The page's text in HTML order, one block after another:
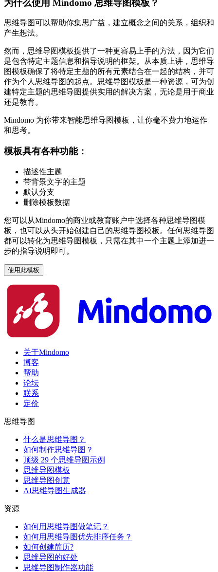
为什么使用 Mindomo 思维导图模板？
思维导图可以帮助你集思广益，建立概念之间的关系，组织和
产生想法。
然而，思维导图模板提供了一种更容易上手的方法，因为它们
是包含特定主题信息和指导说明的框架。从本质上讲，思维导
图模板确保了将特定主题的所有元素结合在一起的结构，并可
作为个人思维导图的起点。思维导图模板是一种资源，可为创
建特定主题的思维导图提供实用的解决方案，无论是用于商业
还是教育。
Mindomo 为你带来智能思维导图模板，让你毫不费力地运作
和思考。
模板具有各种功能：
描述性主题
带背景文字的主题
默认分支
删除模板数据
您可以从Mindomo的商业或教育账户中选择各种思维导图模
板，也可以从头开始创建自己的思维导图模板。任何思维导图
都可以转化为思维导图模板，只需在其中一个主题上添加进一
步的指导说明即可。
使用此模板
关于Mindomo
博客
帮助
论坛
联系
定价
思维导图
什么是思维导图？
如何制作思维导图？
顶级 29 个思维导图示例
思维导图模板
思维导图创意
AI思维导图生成器
资源
如何用思维导图做笔记？
如何用思维导图优先排序任务？
如何创建简历?
思维导图的好处
思维导图制作器功能